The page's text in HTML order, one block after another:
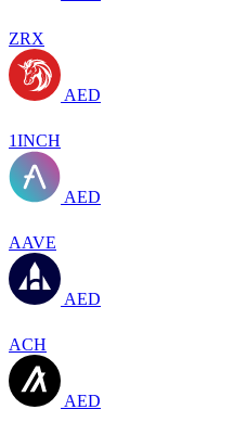
ZRX
AED
1INCH
AED
AAVE
AED
ACH
AED